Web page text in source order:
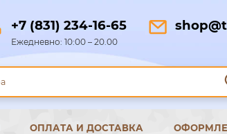
+7 (831) 234-16-65
Ежедневно: 10:00 – 20.00
ОПЛАТА И ДОСТАВКА